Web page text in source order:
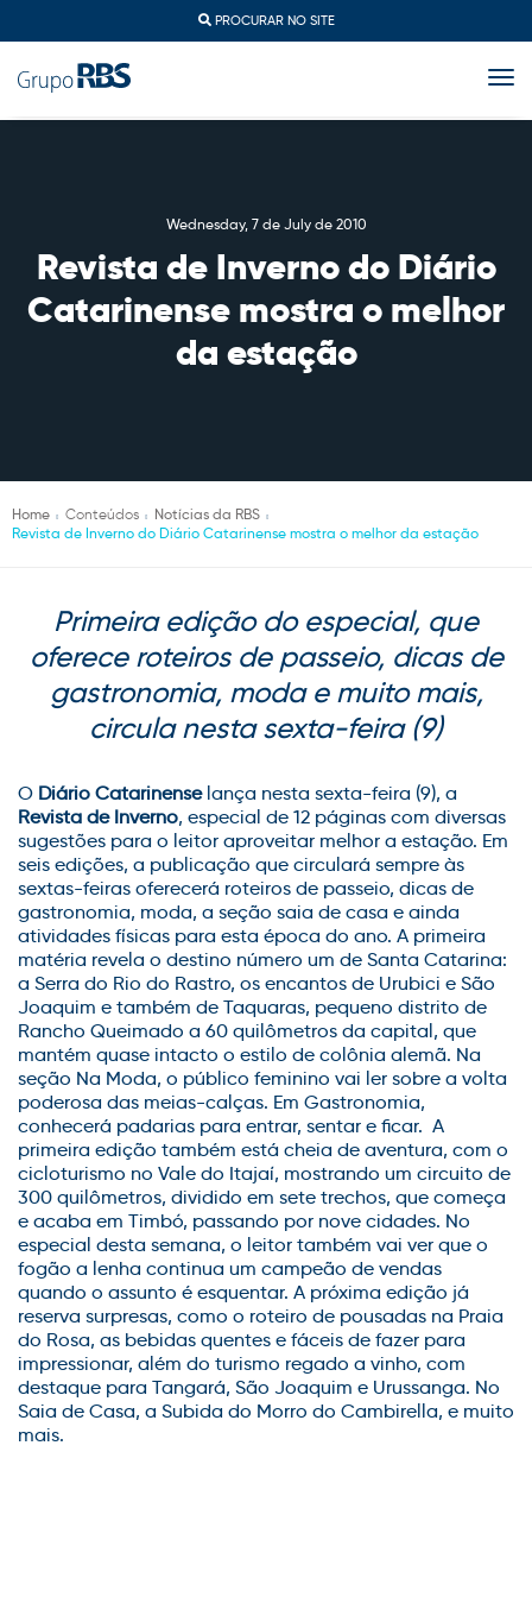
PROCURAR NO SITE
Wednesday, 7 de July de 2010
Revista de Inverno do Diário
Catarinense mostra o melhor
da estação
Home Conteúdos
Notícias da RBS
Revista de Inverno do Diário Catarinense mostra o melhor da estação
Primeira edição do especial, que
oferece roteiros de passeio, dicas de
gastronomia, moda e muito mais,
circula nesta sexta-feira (9)
O Diário Catarinenselança nesta sexta-feira (9), a
Revista de Inverno, especial de 12 páginas com diversas
sugestões para o leitor aproveitar melhor a estação. Em
seis edições, a publicação que circulará sempre às
sextas-feiras oferecerá roteiros de passeio, dicas de
gastronomia, moda, a seção saia de casa e ainda
atividades físicas para esta época do ano. A primeira
matéria revela o destino número um de Santa Catarina:
a Serra do Rio do Rastro, os encantos de Urubici e São
Joaquim e também de Taquaras, pequeno distrito de
Rancho Queimado a 60 quilômetros da capital, que
mantém quase intacto o estilo de colônia alemã. Na
seção Na Moda, o público feminino vai ler sobre a volta
poderosa das meias-calças. Em Gastronomia,
conhecerá padarias para entrar, sentar e ficar. A
primeira edição também está cheia de aventura, com o
cicloturismo no Vale do Itajaí, mostrando um circuito de
300 quilômetros, dividido em sete trechos, que começa
e acaba em Timbó, passando por nove cidades. No
especial desta semana, o leitor também vai ver que o
fogão a lenha continua um campeão de vendas
quando o assunto é esquentar. A próxima edição já
reserva surpresas, como o roteiro de pousadas na Praia
do Rosa, as bebidas quentes e fáceis de fazer para
impressionar, além do turismo regado a vinho, com
destaque para Tangará, São Joaquim e Urussanga. No
Saia de Casa, a Subida do Morro do Cambirella, e muito
mais.